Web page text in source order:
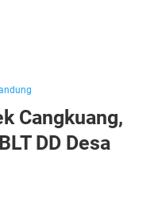
Cangkuang,
DD Desa